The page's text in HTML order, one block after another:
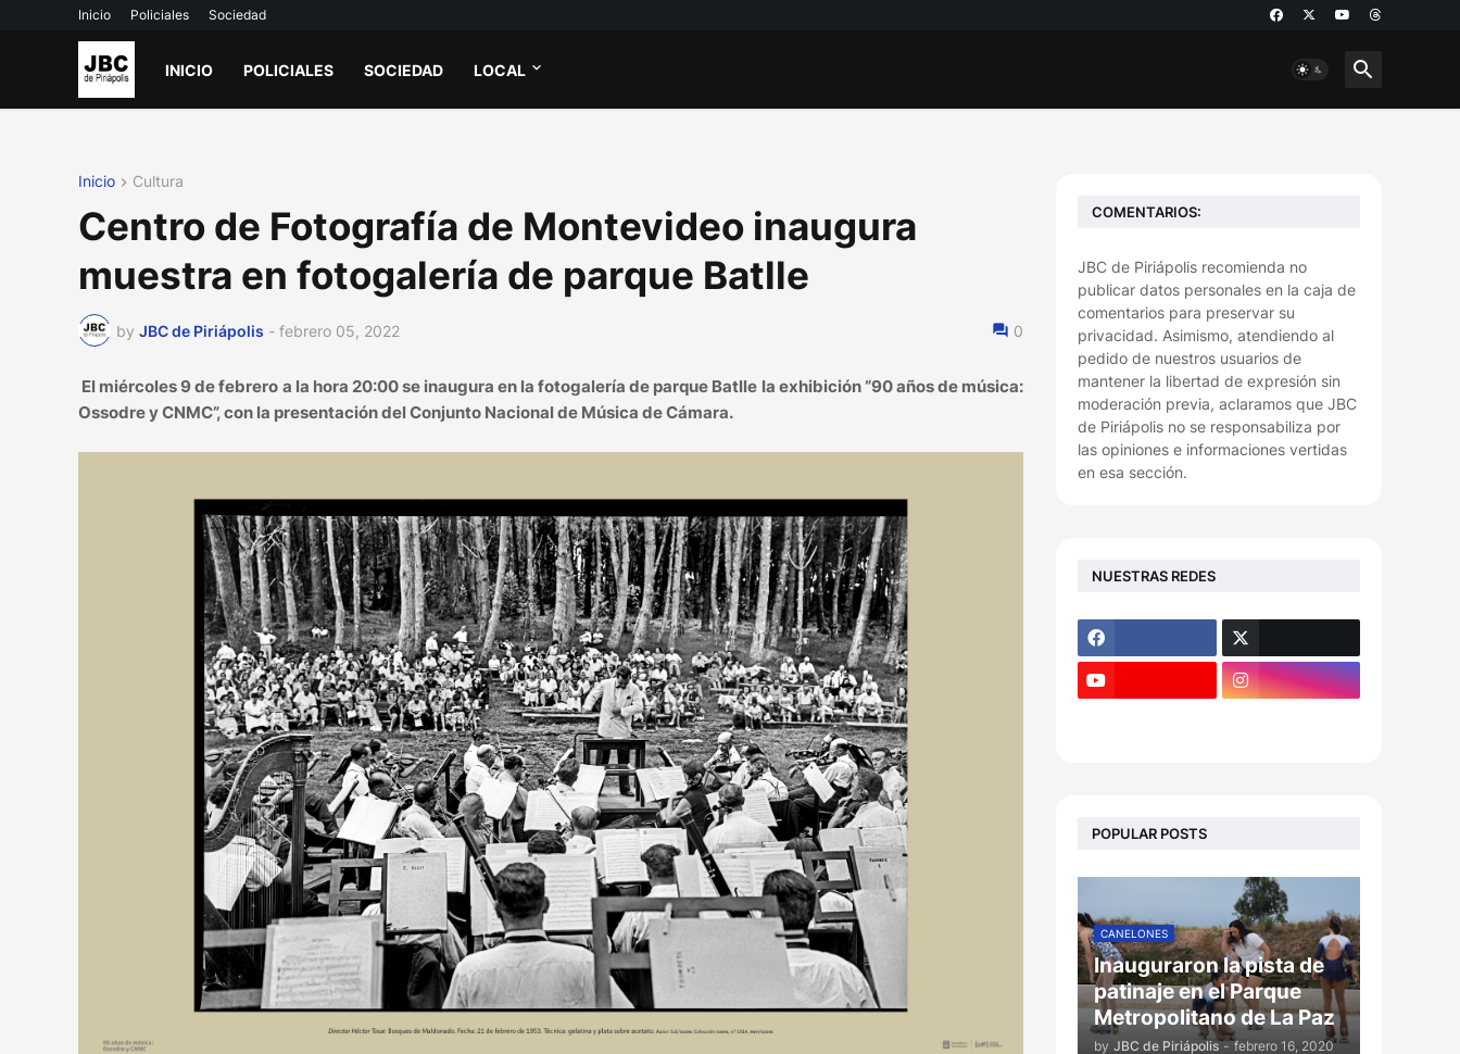
Inicio Policiales Sociedad
INICIO POLICIALES SOCIEDAD LOCAL
Inicio Cultura
Centro de Fotografía de Montevideo inaugura
muestra en fotogalería de parque Batlle
by JBC de Piriápolis - febrero 05, 2022 0
El miércoles 9 de febrero a la hora 20:00 se inaugura en la fotogalería de parque Batlle la exhibición “90 años de música:
Ossodre y CNMC”, con la presentación del Conjunto Nacional de Música de Cámara.
COMENTARIOS:
JBC de Piriápolis recomienda no
publicar datos personales en la caja de
comentarios para preservar su
privacidad. Asimismo, atendiendo al
pedido de nuestros usuarios de
mantener la libertad de expresión sin
moderación previa, aclaramos que JBC
de Piriápolis no se responsabiliza por
las opiniones e informaciones vertidas
en esa sección.
NUESTRAS REDES
POPULAR POSTS
CANELONES
Inauguraron la pista de
patinaje en el Parque
Metropolitano de La Paz
by JBC de Piriápolis - febrero 16, 2020